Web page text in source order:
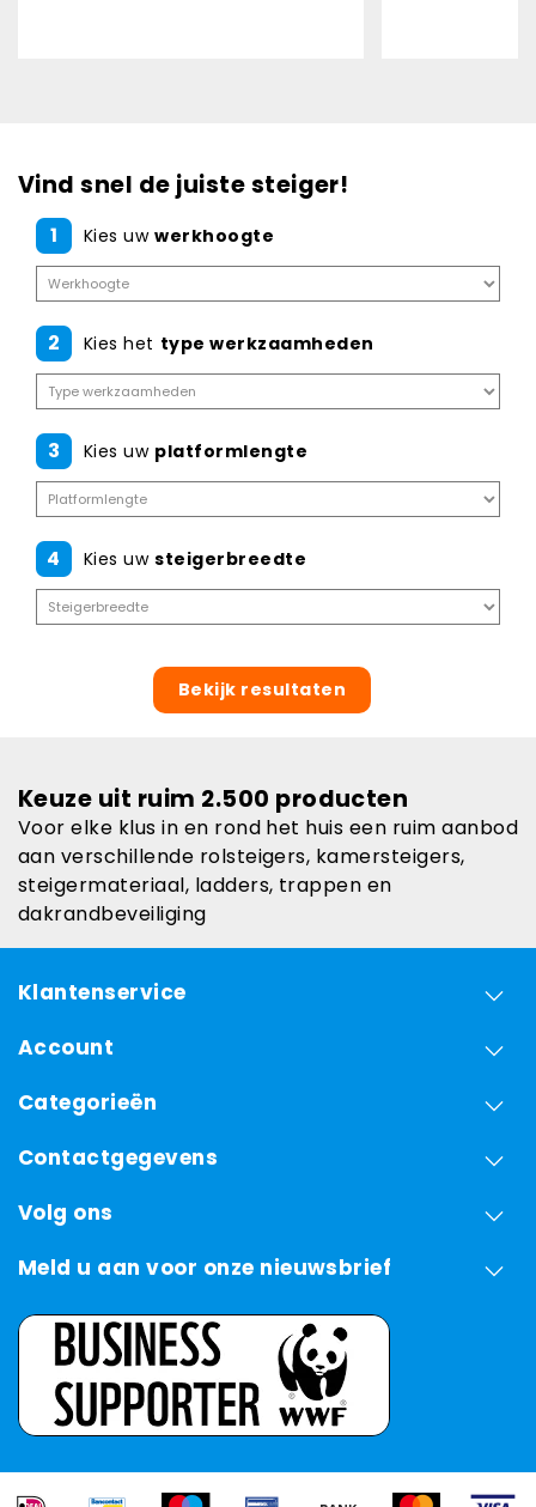
Vind snel de juiste steiger!
1 Kies uw werkhoogte
2 Kies het type werkzaamheden
3 Kies uw platformlengte
4 Kies uw steigerbreedte
Bekijk resultaten
Keuze uit ruim 2.500 producten
Voor elke klus in en rond het huis een ruim aanbod
aan verschillende rolsteigers, kamersteigers,
steigermateriaal, ladders, trappen en
dakrandbeveiliging
Klantenservice
Account
Categorieën
Contactgegevens
Volg ons
Meld u aan voor onze nieuwsbrief